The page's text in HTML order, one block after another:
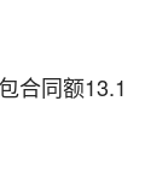
合同额13.1